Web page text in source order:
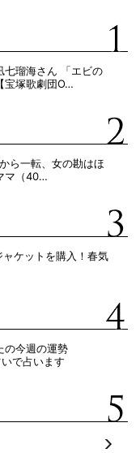
七瑠海さん 「エビの
宝塚歌劇団O…
ら一転、女の勘はほ
マ（40…
ケットを購入！春気
の今週の運勢
で占います